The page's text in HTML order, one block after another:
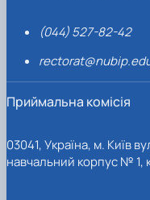
(044) 527-82-42
Приймальна комісія
03041, Україна, м. Київ
навчальний корпус № 1,